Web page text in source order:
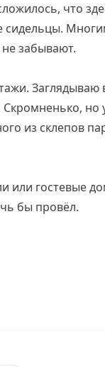
что
забывают.
Заглядываю
Скромненько,
из склепов
или гостевые
бы провёл.